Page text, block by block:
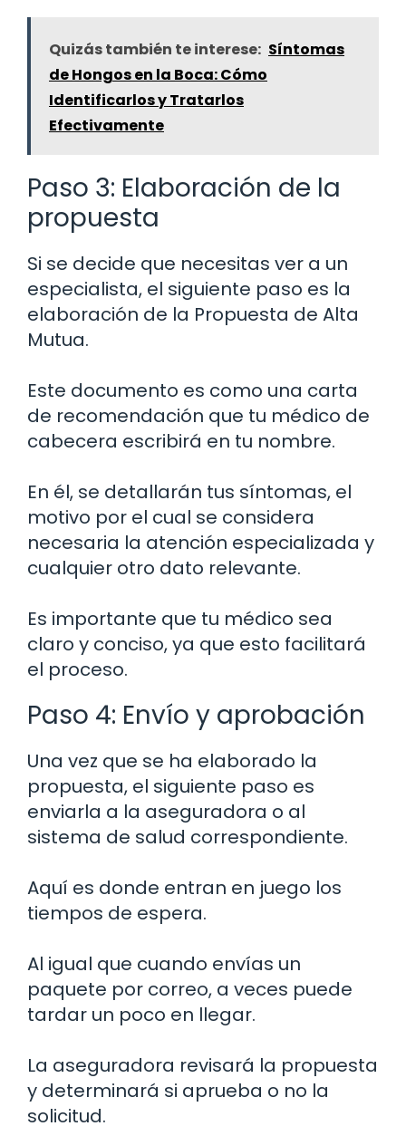
Quizás también te interese: Síntomas
de Hongos en la Boca: Cómo
Identificarlos y Tratarlos
Efectivamente
Paso 3: Elaboración de la
propuesta
Si se decide que necesitas ver a un
especialista, el siguiente paso es la
elaboración de la Propuesta de Alta
Mutua.
Este documento es como una carta
de recomendación que tu médico de
cabecera escribirá en tu nombre.
En él, se detallarán tus síntomas, el
motivo por el cual se considera
necesaria la atención especializada y
cualquier otro dato relevante.
Es importante que tu médico sea
claro y conciso, ya que esto facilitará
el proceso.
Paso 4: Envío y aprobación
Una vez que se ha elaborado la
propuesta, el siguiente paso es
enviarla a la aseguradora o al
sistema de salud correspondiente.
Aquí es donde entran en juego los
tiempos de espera.
Al igual que cuando envías un
paquete por correo, a veces puede
tardar un poco en llegar.
La aseguradora revisará la propuesta
y determinará si aprueba o no la
solicitud.